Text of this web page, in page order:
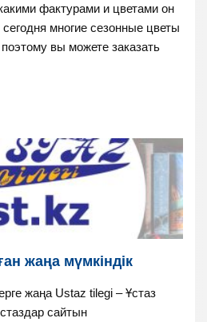
фактурами и цветами он
многие сезонные цветы
вы можете заказать
жаңа мүмкіндік
жаңа Ustaz tilegi – Ұстаз
сайтын